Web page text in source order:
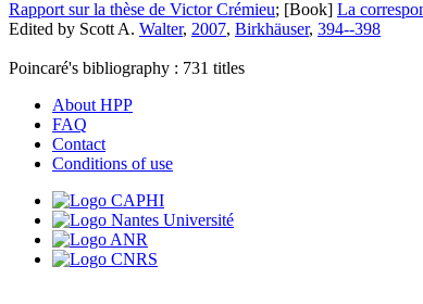
Rapport sur la thèse de Victor Crémieu; [Book] La
Edited by Scott A. Walter, 2007, Birkhäuser, 394--398
Poincaré's bibliography : 731 titles
About HPP
FAQ
Contact
Conditions of use